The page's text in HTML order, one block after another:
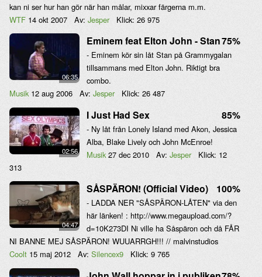
kan ni ser hur han gör när han målar, mixxar färgerna m.m.
WTF 14 okt 2007 Av: Jesper Klick: 26 975
06:35
Eminem feat Elton John - Stan75%
- Eminem kör sin låt Stan på Grammygalan
tillsammans med Elton John. Riktigt bra
combo.
Musik 12 aug 2006 Av: Jesper Klick: 26 487
02:56
I Just Had Sex 85%
- Ny låt från Lonely Island med Akon, Jessica
Alba, Blake Lively och John McEnroe!
Musik 27 dec 2010 Av: Jesper Klick: 12
313
04:47
SÅSPÄRON! (Official Video) 100%
- LADDA NER "SÅSPÄRON-LÅTEN" via den
här länken! : http://www.megaupload.com/?
d=10K273DI Ni ville ha Såspäron och då FÅR
NI BANNE MEJ SÅSPÄRON! WUUARRGH!!! // malvinstudios
Coolt 15 maj 2012 Av: Silencex9 Klick: 9 765